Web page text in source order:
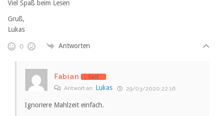
Viel Spaß beim Lesen
Gruß,
Lukas
0 Antworten
Fabian Gast
Antwort an Lukas 29/03/2020 22:16
Ignoriere Mahlzeit einfach.